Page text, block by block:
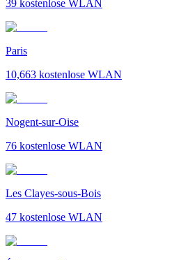
39 kostenlose WLAN
Paris
10,663 kostenlose WLAN
Nogent-sur-Oise
76 kostenlose WLAN
Les Clayes-sous-Bois
47 kostenlose WLAN